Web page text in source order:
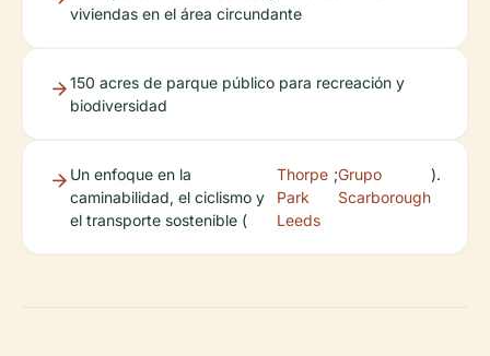
viviendas en el área circundante
150 acres de parque público para recreación y
biodiversidad
Un enfoque en la
caminabilidad, el ciclismo y
el transporte sostenible (
Thorpe
Park
Leeds
;Grupo
Scarborough
).